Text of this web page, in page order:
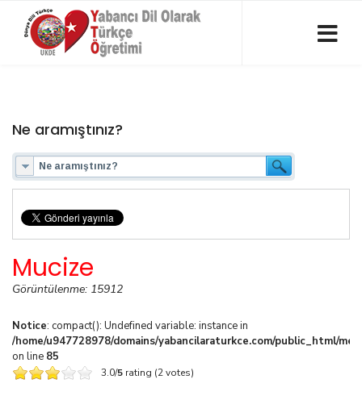
Ne aramıştınız?
Mucize
Görüntülenme: 15912
Notice: compact(): Undefined variable: instance in
/home/u947728978/domains/yabancilaraturkce.com/public_html/
on line 85
3.0/5 rating (2 votes)